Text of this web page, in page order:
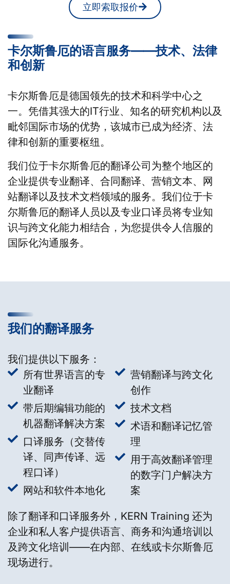
立即索取报价
卡尔斯鲁厄的语言服务——技术、法律
和创新
卡尔斯鲁厄是德国领先的技术和科学中心之
一。凭借其强大的IT行业、知名的研究机构以及
毗邻国际市场的优势，该城市已成为经济、法
律和创新的重要枢纽。
我们位于卡尔斯鲁厄的翻译公司为整个地区的
企业提供专业翻译、合同翻译、营销文本、网
站翻译以及技术文档领域的服务。我们位于卡
尔斯鲁厄的翻译人员以及专业口译员将专业知
识与跨文化能力相结合，为您提供令人信服的
国际化沟通服务。
我们的翻译服务
我们提供以下服务：
所有世界语言的专
业翻译
带后期编辑功能的
机器翻译解决方案
口译服务（交替传
译、同声传译、远
程口译）
网站和软件本地化
营销翻译与跨文化
创作
技术文档
术语和翻译记忆管
理
用于高效翻译管理
的数字门户解决方
案
除了翻译和口译服务外，KERN Training 还为
企业和私人客户提供语言、商务和沟通培训以
及跨文化培训——在内部、在线或卡尔斯鲁厄
现场进行。